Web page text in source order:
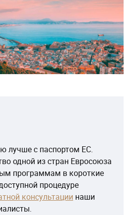
лучше с паспортом ЕС.
одной из стран Евросоюза
программам в короткие
процедуре
консультации наши